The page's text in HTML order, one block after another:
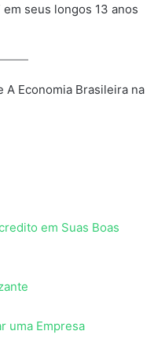
seus longos 13 anos
A Economia Brasileira na
em Suas Boas
uma Empresa